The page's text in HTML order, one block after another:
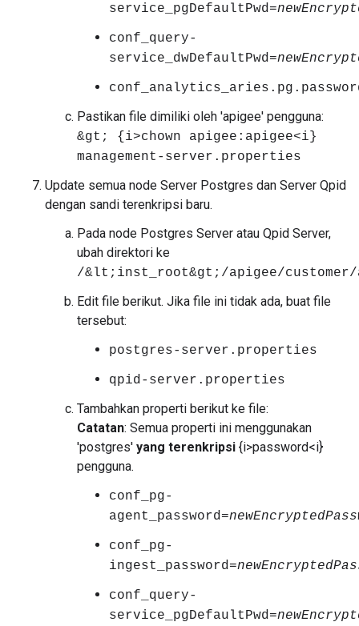
service_pgDefaultPwd=
conf_query-
service_dwDefaultPwd=
Pastikan file dimiliki oleh 'apigee' pengguna:
&gt; {i>chown apigee:apigee<i}
management-server.properties
Update semua node Server Postgres dan Server Qpid
dengan sandi terenkripsi baru.
Pada node Postgres Server atau Qpid Server,
ubah direktori ke
/&lt;inst_root&gt;/apigee/
Edit file berikut. Jika file ini tidak ada, buat file
tersebut:
postgres-server.properties
qpid-server.properties
Tambahkan properti berikut ke file:
Catatan: Semua properti ini menggunakan
'postgres' yang terenkripsi {i>password<i}
pengguna.
conf_pg-
agent_password=
conf_pg-
ingest_password=
conf_query-
service_pgDefaultPwd=